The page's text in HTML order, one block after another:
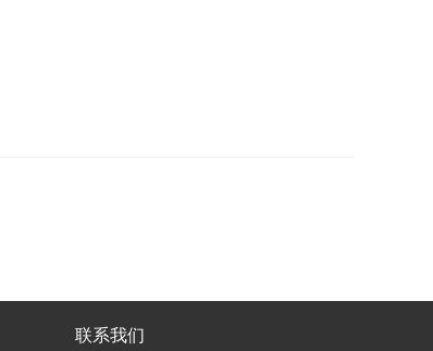
联系我们